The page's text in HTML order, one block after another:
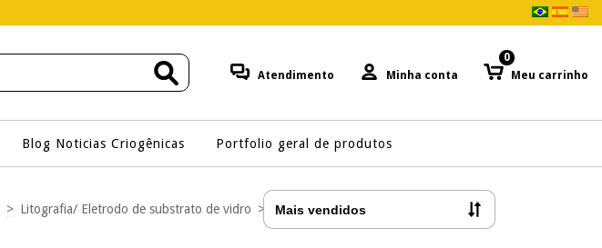
Atendimento Minha conta Meu carrinho
0
Blog Noticias Criogênicas Portfolio geral de produtos
> Litografia/ Eletrodo de substrato de vidro > Eletrodo de ITO